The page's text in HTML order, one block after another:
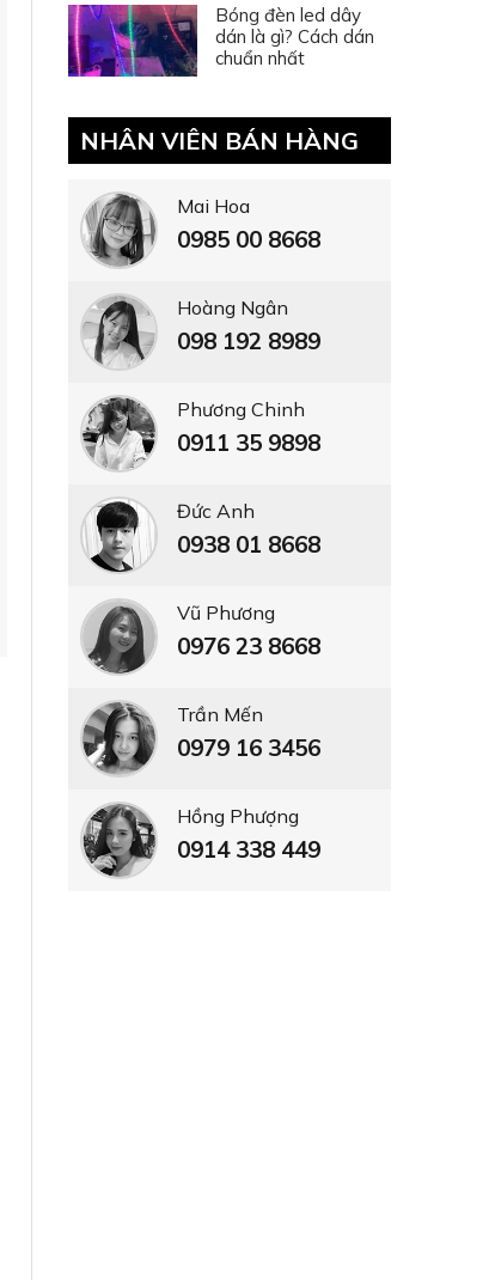
Bóng đèn led dây
dán là gì? Cách dán
chuẩn nhất
NHÂN VIÊN BÁN HÀNG
Mai Hoa
0985 00 8668
Hoàng Ngân
098 192 8989
Phương Chinh
0911 35 9898
Đức Anh
0938 01 8668
Vũ Phương
0976 23 8668
Trần Mến
0979 16 3456
Hồng Phượng
0914 338 449